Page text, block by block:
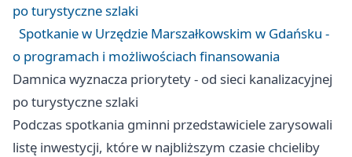
po turystyczne szlaki
Spotkanie w Urzędzie Marszałkowskim w Gdańsku -
o programach i możliwościach finansowania
Damnica wyznacza priorytety - od sieci kanalizacyjnej
po turystyczne szlaki
Podczas spotkania gminni przedstawiciele zarysowali
listę inwestycji, które w najbliższym czasie chcieliby